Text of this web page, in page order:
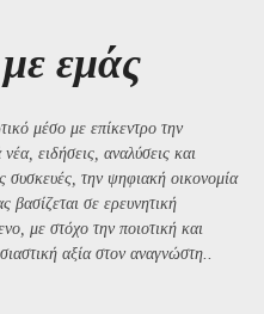
εμάς
μέσο με επίκεντρο την
ειδήσεις, αναλύσεις και
συσκευές, την ψηφιακή οικονομία
βασίζεται σε ερευνητική
με στόχο την ποιοτική και
αξία στον αναγνώστη..